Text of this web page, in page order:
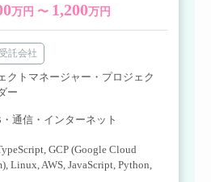
万円 〜 1,200万円
託会社
クトマネージャー・プロジェク
ー
通信・インターネット
, GCP (Google Cloud
, Linux,AWS, JavaScript, Python,